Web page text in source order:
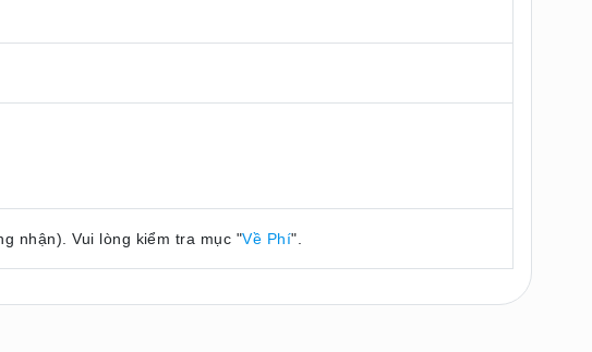
nhận). Vui lòng kiểm tra mục "Về Phí".